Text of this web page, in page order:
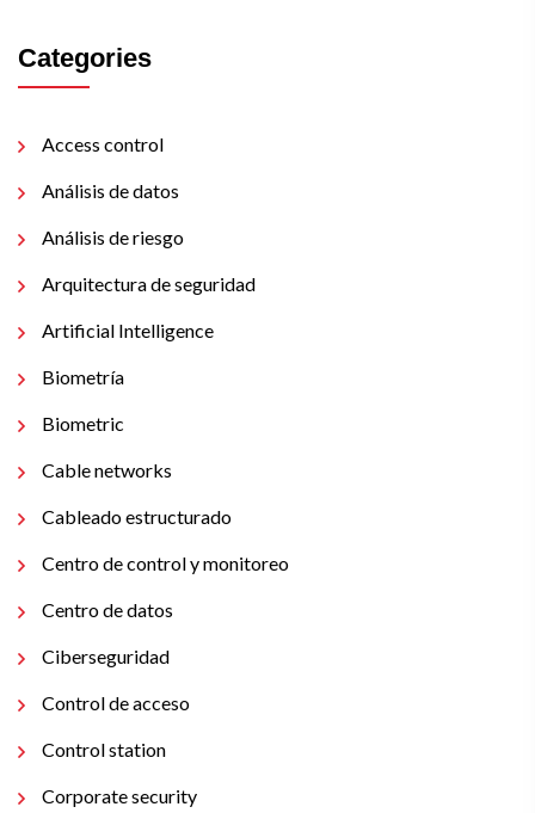
Categories
Access control
Análisis de datos
Análisis de riesgo
Arquitectura de seguridad
Artificial Intelligence
Biometría
Biometric
Cable networks
Cableado estructurado
Centro de control y monitoreo
Centro de datos
Ciberseguridad
Control de acceso
Control station
Corporate security